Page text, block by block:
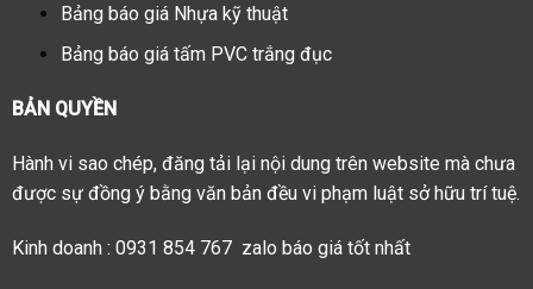
Bảng báo giá Nhựa kỹ thuật
Bảng báo giá tấm PVC trắng đục
BẢN QUYỀN
Hành vi sao chép, đăng tải lại nội dung trên website mà chưa
được sự đồng ý bằng văn bản đều vi phạm luật sở hữu trí tuệ.
Kinh doanh : 0931 854 767 zalo báo giá tốt nhất